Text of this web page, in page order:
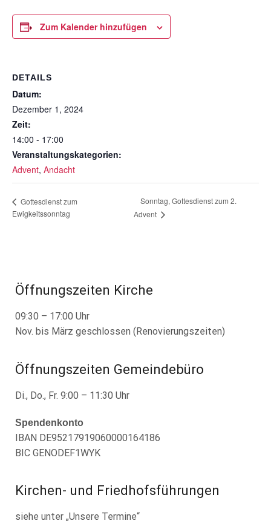
Zum Kalender hinzufügen
DETAILS
Datum:
Dezember 1, 2024
Zeit:
14:00 - 17:00
Veranstaltungskategorien:
Advent, Andacht
Gottesdienst zum
Ewigkeitssonntag
Sonntag, Gottesdienst zum 2.
Advent
Öffnungszeiten Kirche
09:30 – 17:00 Uhr
Nov. bis März geschlossen (Renovierungszeiten)
Öffnungszeiten Gemeindebüro
Di., Do., Fr. 9:00 – 11:30 Uhr
Spendenkonto
IBAN DE95217919060000164186
BIC GENODEF1WYK
Kirchen- und Friedhofsführungen
siehe unter „Unsere Termine“